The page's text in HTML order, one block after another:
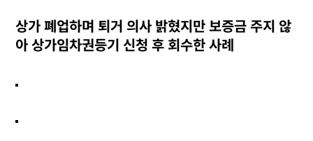
상가 폐업하며 퇴거 의사 밝혔지만 보증금 주지 않
아 상가임차권등기 신청 후 회수한 사례